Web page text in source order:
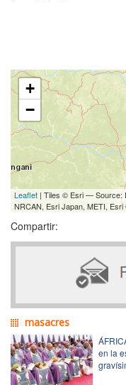
+
−
Leaflet | Tiles © Esri — Source:
NRCAN, Esri Japan, METI,
Compartir:
masacres
en la